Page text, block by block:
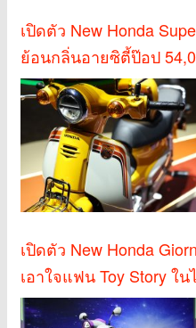
เปิดตัว New Honda
ย้อนกลิ่นอายซิตี้ป๊อป
เปิดตัว New Honda
เอาใจแฟน Toy Story ใน